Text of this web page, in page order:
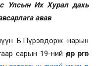
Улсын Их Хурал дахь
авав
Б.Пүрэвдорж нарын
сарын 19-ний өдөр өргөн